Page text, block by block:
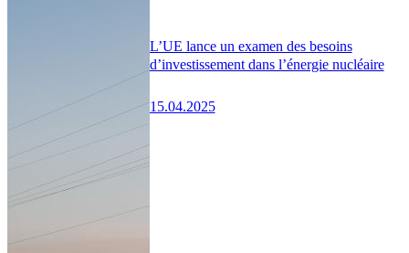
L’UE lance un examen des besoins
d’investissement dans l’énergie nucléaire
15.04.2025